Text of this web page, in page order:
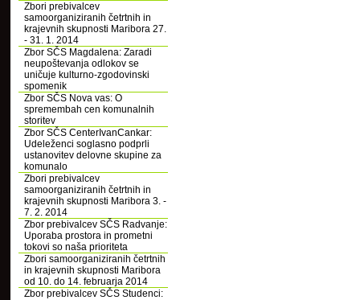
Zbori prebivalcev
samoorganiziranih četrtnih in
krajevnih skupnosti Maribora 27.
- 31. 1. 2014
Zbor SČS Magdalena: Zaradi
neupoštevanja odlokov se
uničuje kulturno-zgodovinski
spomenik
Zbor SČS Nova vas: O
spremembah cen komunalnih
storitev
Zbor SČS CenterIvanCankar:
Udeleženci soglasno podprli
ustanovitev delovne skupine za
komunalo
Zbori prebivalcev
samoorganiziranih četrtnih in
krajevnih skupnosti Maribora 3. -
7. 2. 2014
Zbor prebivalcev SČS Radvanje:
Uporaba prostora in prometni
tokovi so naša prioriteta
Zbori samoorganiziranih četrtnih
in krajevnih skupnosti Maribora
od 10. do 14. februarja 2014
Zbor prebivalcev SČS Studenci: